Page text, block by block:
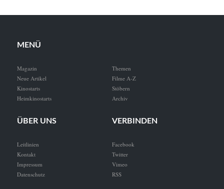
MENÜ
Magazin
Neue Artikel
Kinostarts
Heimkinostarts
Themen
Filme A-Z
Stöbern
Archiv
ÜBER UNS
Leitlinien
Kontakt
Impressum
Datenschutz
VERBINDEN
Facebook
Twitter
Vimeo
RSS